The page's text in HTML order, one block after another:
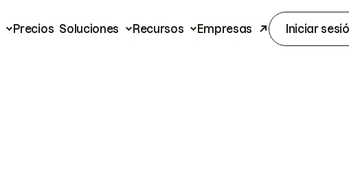
Precios Soluciones Recursos Empresas Iniciar